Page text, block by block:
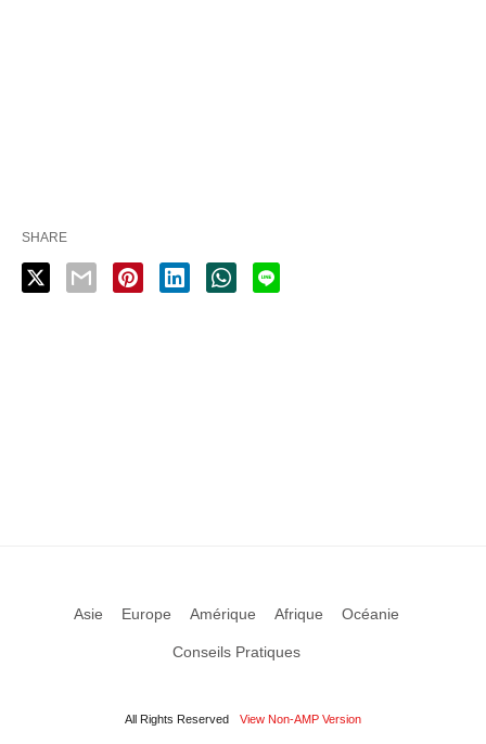
SHARE
Asie Europe Amérique Afrique Océanie
Conseils Pratiques
All Rights Reserved View Non-AMP Version